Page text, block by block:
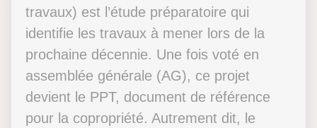
travaux) est l’étude préparatoire qui
identifie les travaux à mener lors de la
prochaine décennie. Une fois voté en
assemblée générale (AG), ce projet
devient le PPT, document de référence
pour la copropriété. Autrement dit, le